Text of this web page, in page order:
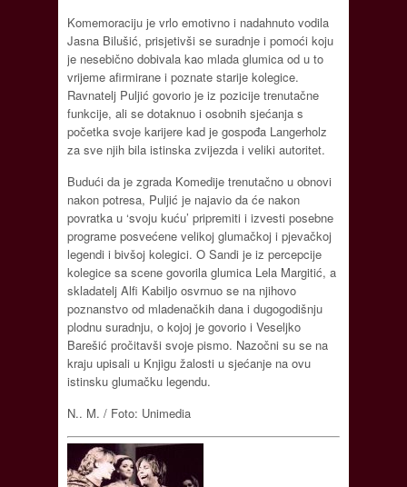
Komemoraciju je vrlo emotivno i nadahnuto vodila
Jasna Bilušić, prisjetivši se suradnje i pomoći koju
je nesebično dobivala kao mlada glumica od u to
vrijeme afirmirane i poznate starije kolegice.
Ravnatelj Puljić govorio je iz pozicije trenutačne
funkcije, ali se dotaknuo i osobnih sjećanja s
početka svoje karijere kad je gospođa Langerholz
za sve njih bila istinska zvijezda i veliki autoritet.
Budući da je zgrada Komedije trenutačno u obnovi
nakon potresa, Puljić je najavio da će nakon
povratka u ‘svoju kuću’ pripremiti i izvesti posebne
programe posvećene velikoj glumačkoj i pjevačkoj
legendi i bivšoj kolegici. O Sandi je iz percepcije
kolegice sa scene govorila glumica Lela Margitić, a
skladatelj Alfi Kabiljo osvrnuo se na njihovo
poznanstvo od mladenačkih dana i dugogodišnju
plodnu suradnju, o kojoj je govorio i Veseljko
Barešić pročitavši svoje pismo. Nazočni su se na
kraju upisali u Knjigu žalosti u sjećanje na ovu
istinsku glumačku legendu.
N.. M. / Foto: Unimedia